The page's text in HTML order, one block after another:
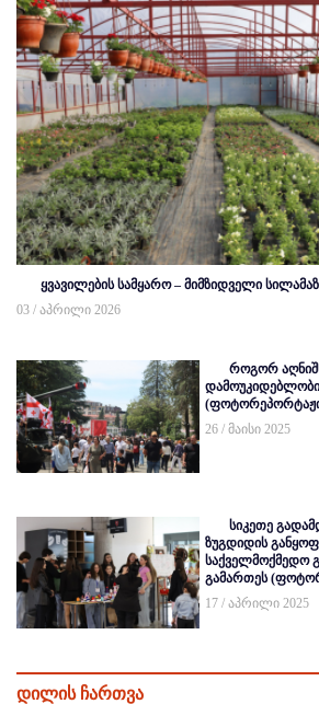
ყვავილების სამყარო – მიმზიდველი
03 / აპრილი 2026
როგორ
26 / მაისი 2025
სიკეთე
ზუგდიდის
საქველმოქმედო
გამართეს
17 / აპრილი 2025
დილის ჩართვა